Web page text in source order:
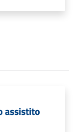
assistito